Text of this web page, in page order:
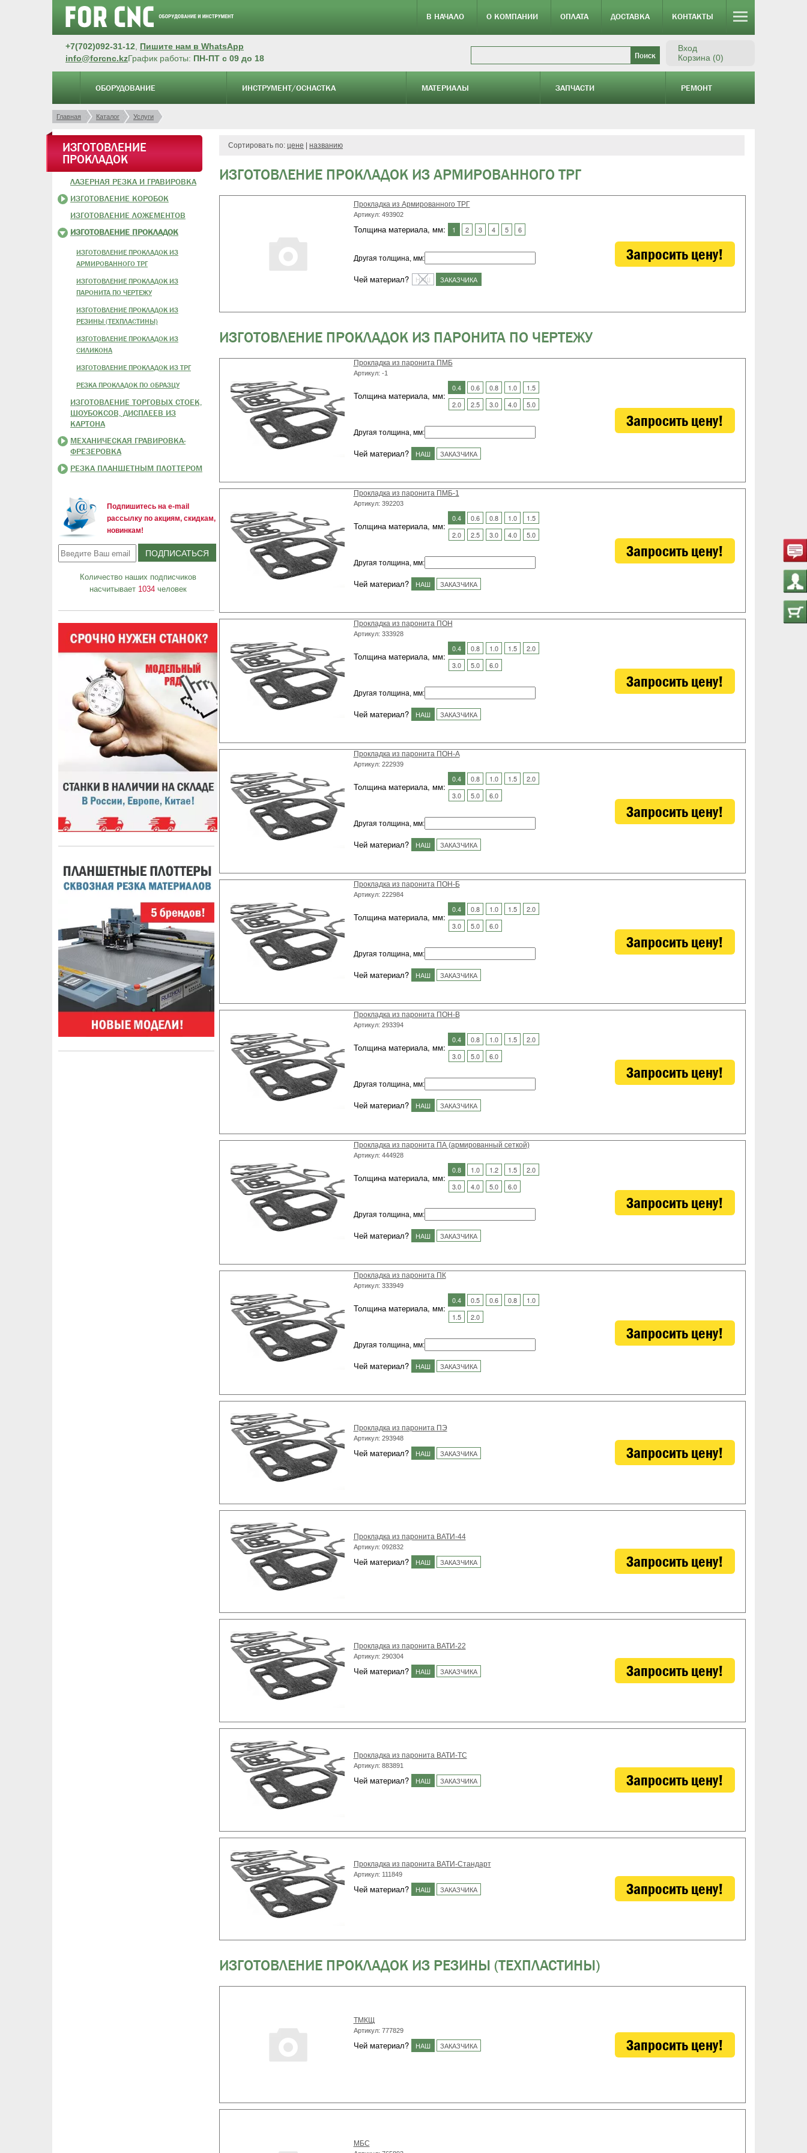
В НАЧАЛО О КОМПАНИИ ОПЛАТА ДОСТАВКА КОНТАКТЫ
+7(702)092-31-12
Пишите нам в WhatsApp
info@forcnc.kzГрафик работы: ПН-ПТ с 09 до 18
Вход
Корзина (0)
ОБОРУДОВАНИЕ ИНСТРУМЕНТ/ОСНАСТКА МАТЕРИАЛЫ ЗАПЧАСТИ РЕМОНТ
Главная Каталог Услуги
ИЗГОТОВЛЕНИЕ
ПРОКЛАДОК
ЛАЗЕРНАЯ РЕЗКА И ГРАВИРОВКА
ИЗГОТОВЛЕНИЕ КОРОБОК
ИЗГОТОВЛЕНИЕ ЛОЖЕМЕНТОВ
ИЗГОТОВЛЕНИЕ ПРОКЛАДОК
ИЗГОТОВЛЕНИЕ ПРОКЛАДОК ИЗ
АРМИРОВАННОГО ТРГ
ИЗГОТОВЛЕНИЕ ПРОКЛАДОК ИЗ
ПАРОНИТА ПО ЧЕРТЕЖУ
ИЗГОТОВЛЕНИЕ ПРОКЛАДОК ИЗ
РЕЗИНЫ (ТЕХПЛАСТИНЫ)
ИЗГОТОВЛЕНИЕ ПРОКЛАДОК ИЗ
СИЛИКОНА
ИЗГОТОВЛЕНИЕ ПРОКЛАДОК ИЗ ТРГ
РЕЗКА ПРОКЛАДОК ПО ОБРАЗЦУ
ИЗГОТОВЛЕНИЕ ТОРГОВЫХ СТОЕК,
ШОУБОКСОВ, ДИСПЛЕЕВ ИЗ
КАРТОНА
МЕХАНИЧЕСКАЯ ГРАВИРОВКА-
ФРЕЗЕРОВКА
РЕЗКА ПЛАНШЕТНЫМ ПЛОТТЕРОМ
Подпишитесь на e-mail
рассылку по акциям, скидкам,
новинкам!
Количество наших подписчиков
насчитывает 1034человек
Сортировать по: цене названию
ИЗГОТОВЛЕНИЕ ПРОКЛАДОК ИЗ АРМИРОВАННОГО ТРГ
Прокладка из Армированного ТРГ
Артикул: 493902
Толщина материала, мм: 1 2 3 4 5 6
Другая толщина, мм:
Чей материал? НАШ ЗАКАЗЧИКА
Запросить цену!
ИЗГОТОВЛЕНИЕ ПРОКЛАДОК ИЗ ПАРОНИТА ПО ЧЕРТЕЖУ
Прокладка из паронита ПМБ
Артикул: -1
Толщина материала, мм:
0.4 0.6 0.8 1.0
1.5
2.0
2.5 3.0 4.0 5.0
Другая толщина, мм:
Чей материал? НАШ ЗАКАЗЧИКА
Запросить цену!
Прокладка из паронита ПМБ-1
Артикул: 392203
Толщина материала, мм:
0.4 0.6 0.8 1.0
1.5
2.0
2.5 3.0 4.0 5.0
Другая толщина, мм:
Чей материал? НАШ ЗАКАЗЧИКА
Запросить цену!
Прокладка из паронита ПОН
Артикул: 333928
Толщина материала, мм:
0.4 0.8 1.0 1.5
2.0
3.0
5.0 6.0
Другая толщина, мм:
Чей материал? НАШ ЗАКАЗЧИКА
Запросить цену!
Прокладка из паронита ПОН-А
Артикул: 222939
Толщина материала, мм:
0.4 0.8 1.0 1.5
2.0
3.0
5.0 6.0
Другая толщина, мм:
Чей материал? НАШ ЗАКАЗЧИКА
Запросить цену!
Прокладка из паронита ПОН-Б
Артикул: 222984
Толщина материала, мм:
0.4 0.8 1.0 1.5
2.0
3.0
5.0 6.0
Другая толщина, мм:
Чей материал? НАШ ЗАКАЗЧИКА
Запросить цену!
Прокладка из паронита ПОН-В
Артикул: 293394
Толщина материала, мм:
0.4 0.8 1.0 1.5
2.0
3.0
5.0 6.0
Другая толщина, мм:
Чей материал? НАШ ЗАКАЗЧИКА
Запросить цену!
Прокладка из паронита ПА (армированный сеткой)
Артикул: 444928
Толщина материала, мм:
0.8 1.0 1.2 1.5
2.0
3.0
4.0 5.0 6.0
Другая толщина, мм:
Чей материал? НАШ ЗАКАЗЧИКА
Запросить цену!
Прокладка из паронита ПК
Артикул: 333949
Толщина материала, мм:
0.4 0.5 0.6 0.8
1.0
1.5
2.0
Другая толщина, мм:
Чей материал? НАШ ЗАКАЗЧИКА
Запросить цену!
Прокладка из паронита ПЭ
Артикул: 293948
Чей материал? НАШ ЗАКАЗЧИКА Запросить цену!
Прокладка из паронита ВАТИ-44
Артикул: 092832
Чей материал? НАШ ЗАКАЗЧИКА Запросить цену!
Прокладка из паронита ВАТИ-22
Артикул: 290304
Чей материал? НАШ ЗАКАЗЧИКА Запросить цену!
Прокладка из паронита ВАТИ-ТС
Артикул: 883891
Чей материал? НАШ ЗАКАЗЧИКА Запросить цену!
Прокладка из паронита ВАТИ-Стандарт
Артикул: 111849
Чей материал? НАШ ЗАКАЗЧИКА Запросить цену!
ИЗГОТОВЛЕНИЕ ПРОКЛАДОК ИЗ РЕЗИНЫ (ТЕХПЛАСТИНЫ)
ТМКЩ
Артикул: 777829
Чей материал? НАШ ЗАКАЗЧИКА Запросить цену!
МБС